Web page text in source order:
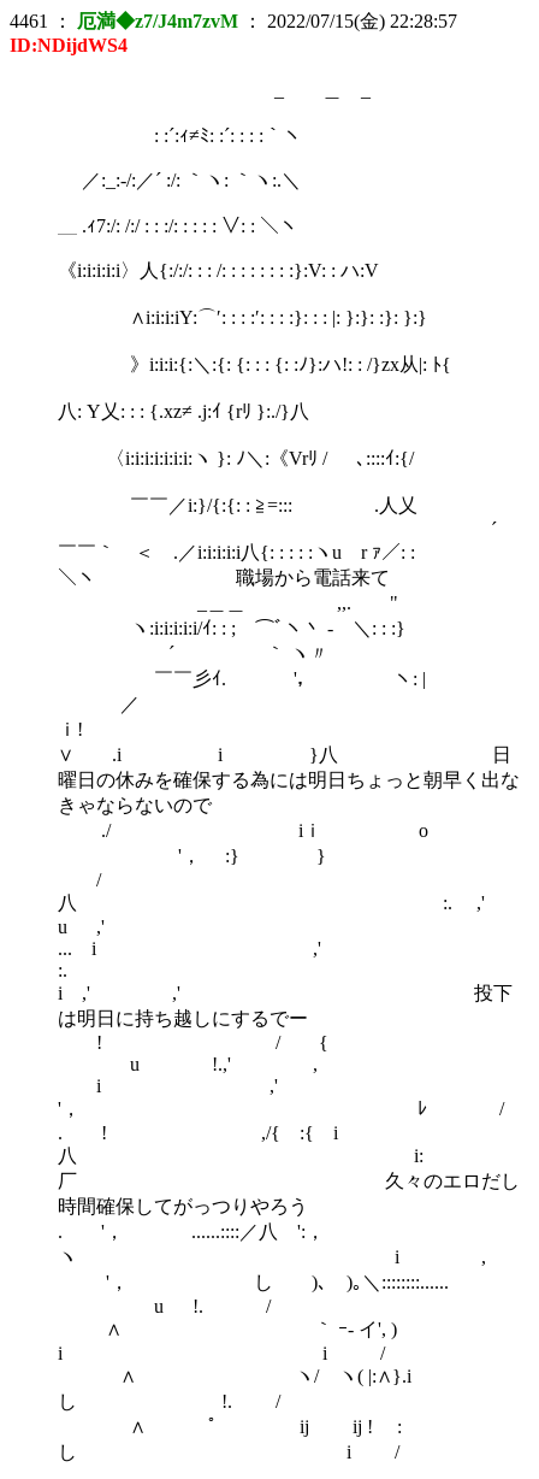
4461 ： 厄満◆z7/J4m7zvM ： 2022/07/15(金) 22:28:57
ID:NDijdWS4
: :´:ｨ≠ﾐ: :´: : : :｀ヽ
／:_:-/:／´ :/: ｀ヽ: ｀ヽ:.＼
＿ .ｨ7:/: /:/ : : :/: : : : : ∨: : ＼ヽ
《i:i:i:i:i〉人{:/:/: : : /: : : : : : : :}:V: : ハ:V
∧i:i:i:iY:⌒′: : : :′: : : :}: : : |: }:}: :}: }:}
》i:i:i:{:＼:{: {: : : {: :ﾉ}:ハ!: : /}zx从|: ﾄ{
八: Y乂: : : {.xz≠ .j:ｲ {rﾘ }:./}八
〈i:i:i:i:i:i:i:ヽ }: ﾉ＼:《Vrﾘ / ､::::ｲ:{/
￣￣／i:}/{:{: : ≧=::: .人乂
´
￣￣｀ ＜ .／i:i:i:i:i八{: : : : :ヽu r ｧ／: :
＼ヽ 職場から電話来て
_＿＿ ,,. "
ヽ:i:i:i:i:i/ｲ: : ; ⌒ﾞヽ丶 - ＼: : :}
´ ｀ ヽ〃
￣￣彡ｲ. '， ヽ: |
／
ｉ!
∨ .i i }八 日
曜日の休みを確保する為には明日ちょっと朝早く出な
きゃならないので
./ iｉ o
'， :} }
/
八 :. ,'
u ,'
... i ,'
:.
i ,' ,' 投下
は明日に持ち越しにするでー
! / {
u !.,' ,
i ,'
'， ﾚ /
. ! ,/{ :{ i
八 i:
厂 久々のエロだし
時間確保してがっつりやろう
. '， ......::::／八 ':，
ヽ i ,
'， しゝ )､ )｡＼::::::::......
u !. /
∧ ｀ ｰ‐ イ', )
i i /
∧ ヽ/ ヽ( |:∧}.i
し !. /
∧ ﾟ ij ij ! :
し i /